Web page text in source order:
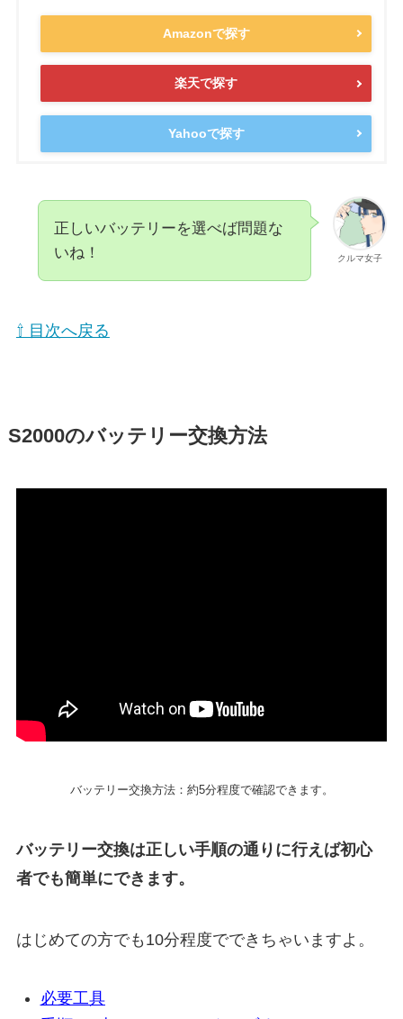
Amazonで探す
楽天で探す
Yahooで探す
クルマ女子
正しいバッテリーを選べば問題な
いね！
⇧ 目次へ戻る
S2000のバッテリー交換方法
バッテリー交換方法：約5分程度で確認できます。
バッテリー交換は正しい手順の通りに行えば初心
者でも簡単にできます。
はじめての方でも10分程度でできちゃいますよ。
必要工具